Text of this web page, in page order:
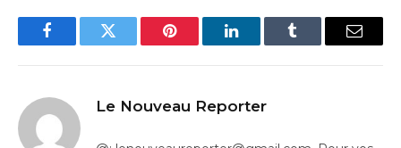
FacebookTwitter Pinterest LinkedInTumblr Email
Le Nouveau Reporter